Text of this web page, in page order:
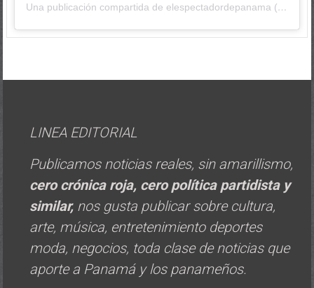
Una publicación compartida de elespectadordepanama (@elespectadordepanama)
LINEA EDITORIAL
Publicamos noticias reales, sin amarillismo,
cero crónica roja, cero política partidista y
similar, nos gusta publicar sobre cultura,
arte, música, entretenimiento deportes
moda, negocios, toda clase de noticias que
aporte a Panamá y los panameños.